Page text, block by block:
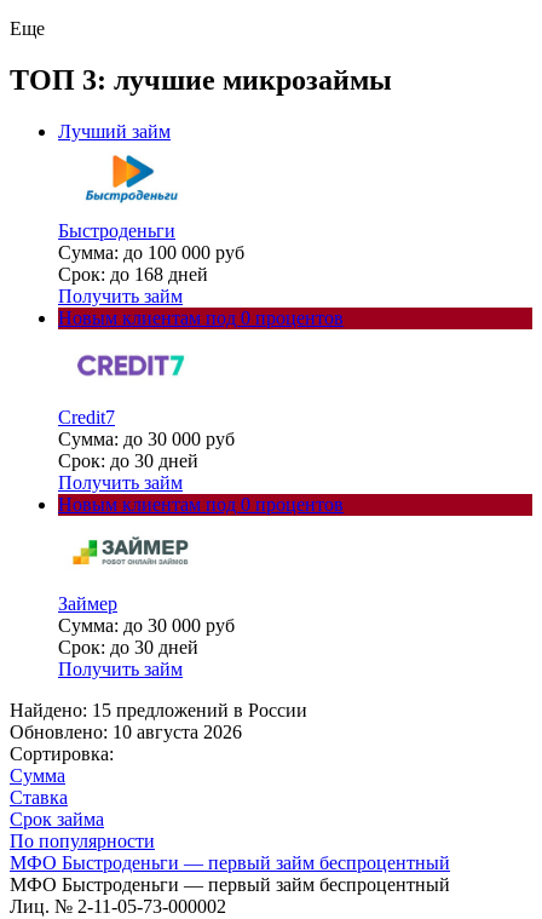
Еще
ТОП 3: лучшие микрозаймы
Лучший займ
Быстроденьги
Сумма: до 100 000 руб
Срок: до 168 дней
Получить займ
Новым клиентам под 0 процентов
Credit7
Сумма: до 30 000 руб
Срок: до 30 дней
Получить займ
Новым клиентам под 0 процентов
Займер
Сумма: до 30 000 руб
Срок: до 30 дней
Получить займ
Найдено: 15 предложений в России
Обновлено: 10 августа 2026
Сортировка:
Сумма
Ставка
Срок займа
По популярности
МФО Быстроденьги — первый займ беспроцентный
МФО Быстроденьги — первый займ беспроцентный
Лиц. № 2-11-05-73-000002